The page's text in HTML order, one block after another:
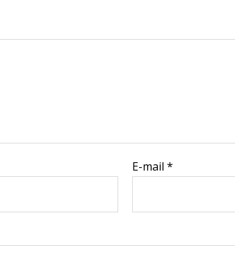
E-mail *